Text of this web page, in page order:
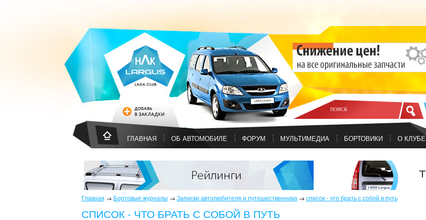
ГЛАВНАЯ ОБ АВТОМОБИЛЕ ФОРУМ МУЛЬТИМЕДИА БОРТОВИКИ О КЛУБЕ
Главная → Бортовые журналы → Записки автолюбителя и путешественника → список - что брать с собой в путь
СПИСОК - ЧТО БРАТЬ С СОБОЙ В ПУТЬ